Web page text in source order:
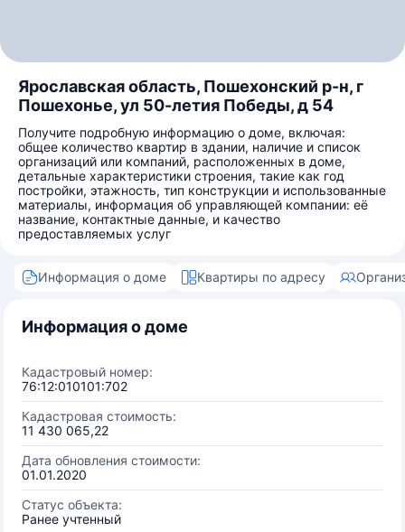
Ярославская область, Пошехонский р-н, г
Пошехонье, ул 50-летия Победы, д 54
Получите подробную информацию о доме, включая:
общее количество квартир в здании, наличие и список
организаций или компаний, расположенных в доме,
детальные характеристики строения, такие как год
постройки, этажность, тип конструкции и использованные
материалы, информация об управляющей компании: её
название, контактные данные, и качество
предоставляемых услуг
Информация о доме Квартиры по адресу
Информация о доме
Кадастровый номер:
76:12:010101:702
Кадастровая стоимость:
11 430 065,22
Дата обновления стоимости:
01.01.2020
Статус объекта:
Ранее учтенный